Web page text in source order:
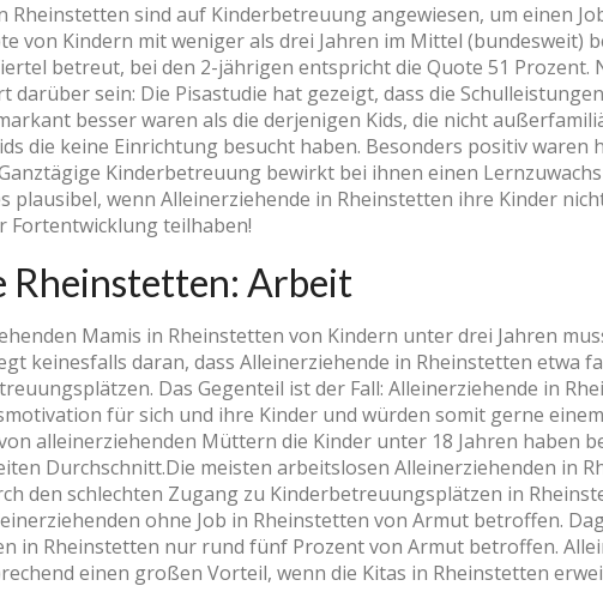
Rheinstetten sind auf Kinderbetreuung angewiesen, um einen
von Kindern mit weniger als drei Jahren im Mittel (bundesweit)
betreut, bei den 2-jährigen entspricht die Quote 51 Prozent.
darüber sein: Die Pisastudie hat gezeigt, dass die
besser waren als die derjenigen Kids, die nicht
die keine Einrichtung besucht haben. Besonders positiv waren
Kinderbetreuung bewirkt bei ihnen einen
plausibel, wenn Alleinerziehende in Rheinstetten ihre Kinder
Fortentwicklung teilhaben!
Rheinstetten: Arbeit
Mamis in Rheinstetten von Kindern unter drei Jahren
keinesfalls daran, dass Alleinerziehende in Rheinstetten etwa
Das Gegenteil ist der Fall: Alleinerziehende in
für sich und ihre Kinder und würden somit gerne
alleinerziehenden Müttern die Kinder unter 18 Jahren haben
Durchschnitt.Die meisten arbeitslosen Alleinerziehenden in
den schlechten Zugang zu Kinderbetreuungsplätzen in
ohne Job in Rheinstetten von Armut betroffen.
in Rheinstetten nur rund fünf Prozent von Armut betroffen.
einen großen Vorteil, wenn die Kitas in Rheinstetten